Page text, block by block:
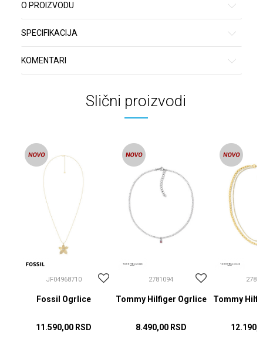
O PROIZVODU
SPECIFIKACIJA
KOMENTARI
Slični proizvodi
JF04968710
Fossil Ogrlice
11.590,00 RSD
2781094
Tommy Hilfiger Ogrlice
8.490,00 RSD
Tommy